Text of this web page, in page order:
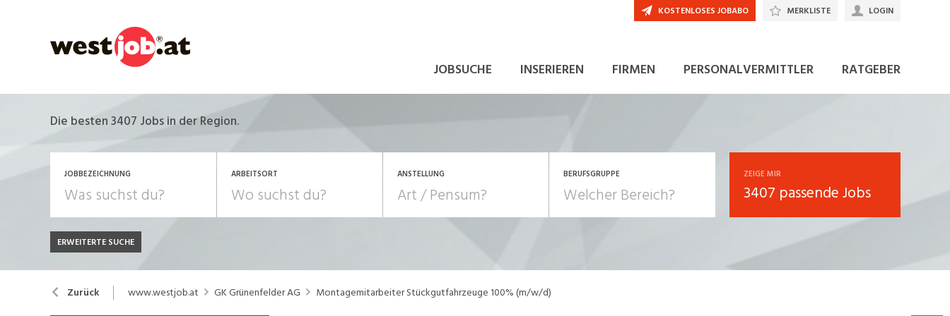
JOBSUCHE INSERIEREN FIRMEN PERSONALVERMITTLER RATGEBER
KOSTENLOSES JOBABO MERKLISTE LOGIN
Die besten 3407 Jobs in der Region.
JOBBEZEICHNUNG ARBEITSORT ANSTELLUNG
JOB-TYP
Festanstellung
Temporär (befristet)
BERUFSGRUPPE
Bank, Versicherung
Chemie, Pharma, Biotechnologie
Consulting, Human Resources Einkauf, Logistik, Transport,
Verkehr
ZEIGE MIR
3407 passende Jobs
ERWEITERTE SUCHE
Zurück www.westjob.at GK Grünenfelder AG Montagemitarbeiter Stückgutfahrzeuge 100% (m/w/d)
JETZT BEWERBEN